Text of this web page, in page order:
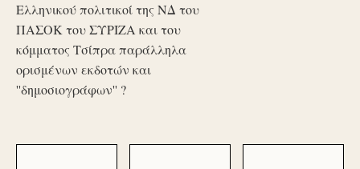
Ελληνικού πολιτικοί της ΝΔ του
ΠΑΣΟΚ του ΣΥΡΙΖΑ και του
κόμματος Τσίπρα παράλληλα
ορισμένων εκδοτών και
''δημοσιογράφων'' ?